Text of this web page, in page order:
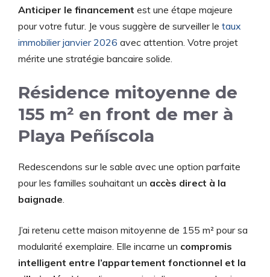
Anticiper le financement est une étape majeure
pour votre futur. Je vous suggère de surveiller le taux
immobilier janvier 2026 avec attention. Votre projet
mérite une stratégie bancaire solide.
Résidence mitoyenne de
155 m² en front de mer à
Playa Peñíscola
Redescendons sur le sable avec une option parfaite
pour les familles souhaitant un accès direct à la
baignade.
J’ai retenu cette maison mitoyenne de 155 m² pour sa
modularité exemplaire. Elle incarne un compromis
intelligent entre l’appartement fonctionnel et la